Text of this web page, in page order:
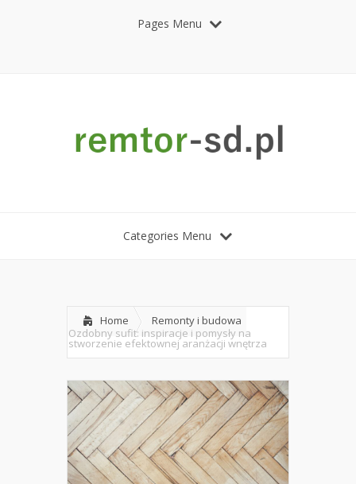
Pages Menu
Categories Menu
Home
Remonty i budowa
Ozdobny sufit: inspiracje i pomysły na
stworzenie efektownej aranżacji wnętrza